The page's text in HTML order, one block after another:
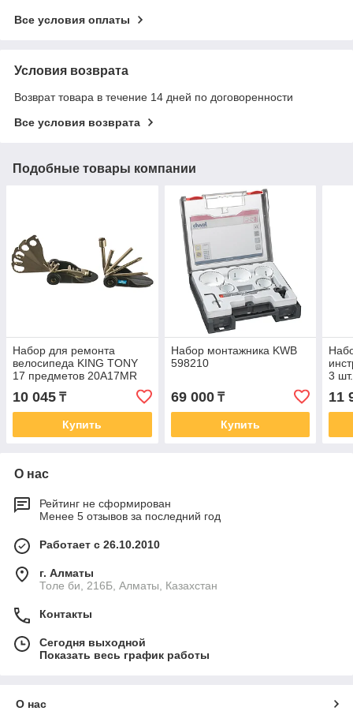
Все условия оплаты
Условия возврата
Возврат товара в течение 14 дней по договоренности
Все условия возврата
Подобные товары компании
Набор для ремонта
велосипеда KING TONY
17 предметов 20A17MR
10 045 ₸
Купить
Набор монтажника KWB
598210
69 000₸
Купить
3
11
О нас
Рейтинг не сформирован
Менее 5 отзывов за последний год
Работает с 26.10.2010
г. Алматы
Толе би, 216Б, Алматы, Казахстан
Контакты
Сегодня выходной
Показать весь график работы
О нас